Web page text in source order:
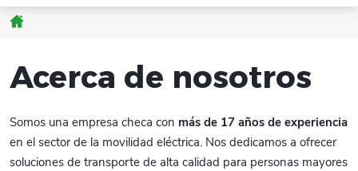
Acerca de nosotros
Somos una empresa checa con más de 17 años de experiencia
en el sector de la movilidad eléctrica. Nos dedicamos a ofrecer
soluciones de transporte de alta calidad para personas mayores